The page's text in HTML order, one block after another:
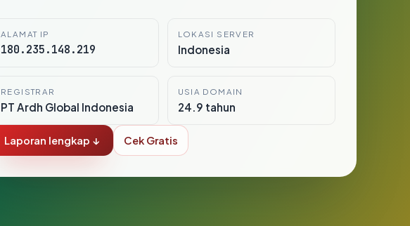
ALAMAT IP
180.235.148.219
LOKASI SERVER
Indonesia
REGISTRAR
PT Ardh Global Indonesia
USIA DOMAIN
24.9 tahun
Laporan lengkap ↓ Cek Gratis